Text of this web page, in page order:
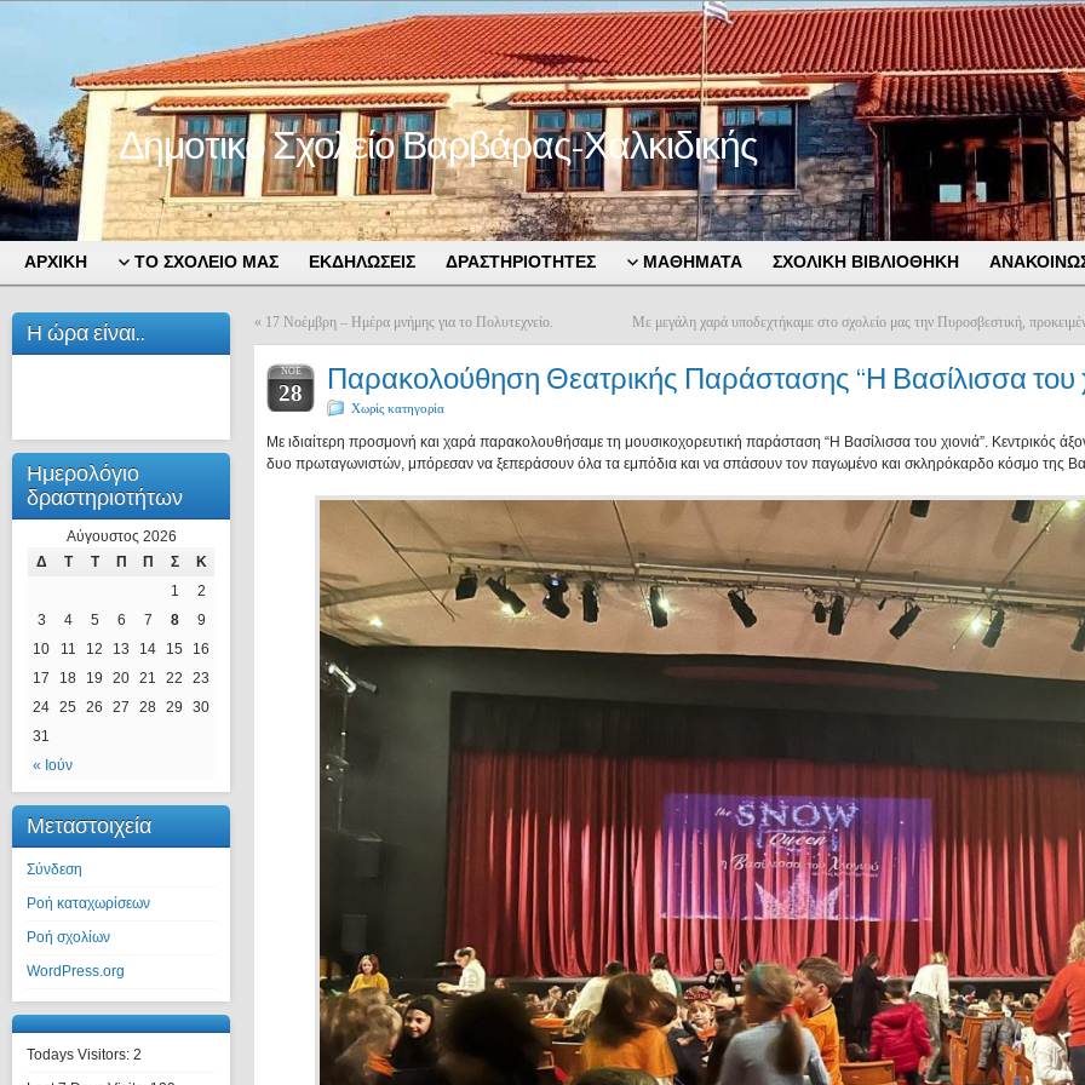
Δημοτικό Σχολείο Βαρβάρας-Χαλκιδικής
ΑΡΧΙΚΗ ΤΟ ΣΧΟΛΕΙΟ ΜΑΣ ΕΚΔΗΛΩΣΕΙΣ ΔΡΑΣΤΗΡΙΟΤΗΤΕΣ ΜΑΘΗΜΑΤΑ ΣΧΟΛΙΚΗ ΒΙΒΛΙΟΘΗΚΗ
Η ώρα είναι..
Ημερολόγιο
δραστηριοτήτων
Αύγουστος 2026
Δ
Τ Τ Π Π Σ Κ
« Ιούν
1
2
3
4 5 6 7 8
9
10
11 12 13 14 15
16
17
18 19 20 21 22
23
24 25 26 27 28 29
30
31
Μεταστοιχεία
Σύνδεση
Ροή καταχωρίσεων
Ροή σχολίων
WordPress.org
Todays Visitors: 2
« 17 Νοέμβρη – Ημέρα μνήμης για το Πολυτεχνείο. Με μεγάλη χαρά υποδεχτήκαμε στο σχολείο μας την Πυροσβεστική,
ΝΟΈ
28 Παρακολούθηση Θεατρικής Παράστασης “Η Βασίλισσα του
Χωρίς κατηγορία
Με ιδιαίτερη προσμονή και χαρά παρακολουθήσαμε τη μουσικοχορευτική παράσταση “Η Βασίλισσα του χιονιά”. Κεντρικός
δυο πρωταγωνιστών, μπόρεσαν να ξεπεράσουν όλα τα εμπόδια και να σπάσουν τον παγωμένο και σκληρόκαρδο κόσμο της